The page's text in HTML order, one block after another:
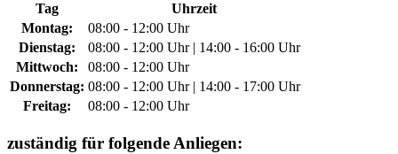
Tag
Uhrzeit
Montag:
08:00 - 12:00 Uhr
Dienstag:
08:00 - 12:00 Uhr | 14:00 - 16:00 Uhr
Mittwoch:
08:00 - 12:00 Uhr
Donnerstag: 08:00 - 12:00 Uhr | 14:00 - 17:00 Uhr
Freitag:
08:00 - 12:00 Uhr
zuständig für folgende Anliegen: